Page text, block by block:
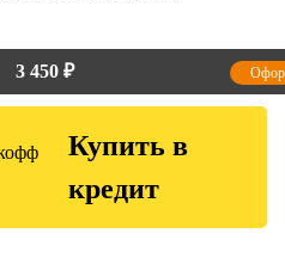
3 450 ₽
Купить в
кредит